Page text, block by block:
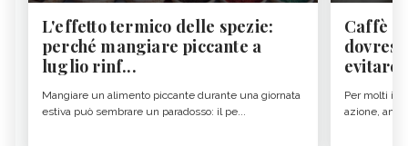
L'effetto termico delle spezie:
perché mangiare piccante a
luglio rinf...
Mangiare un alimento piccante durante una giornata
estiva può sembrare un paradosso: il pe...
Caffè
evitare
Per molti il
azione,